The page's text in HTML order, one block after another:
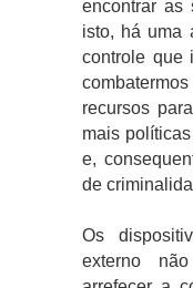
encontrar as
isto, há uma
controle que
recursos
mais
e,
de
Os
externo